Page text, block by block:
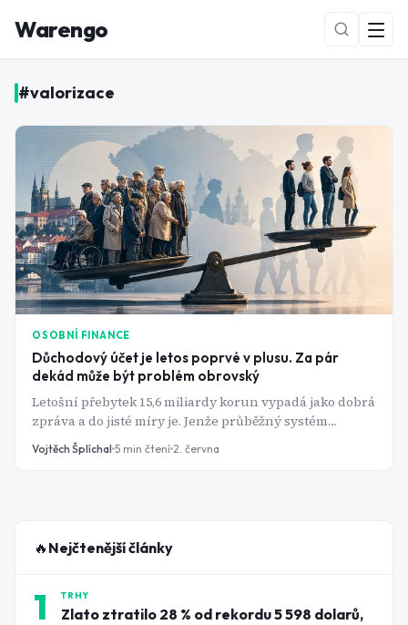
Warengo
NOVÉ
#valorizace
OSOBNÍ FINANCE
Důchodový účet je letos poprvé v plusu. Za pár
dekád může být problém obrovský
Letošní přebytek 15,6 miliardy korun vypadá jako dobrá
zpráva a do jisté míry je. Jenže průběžný systém
funguje jen tehdy, když má dost pracujících na
každého důchodce. V Česku se rodí rekordně méně dětí
Vojtěch Šplíchal 5 min čtení 2. června
🔥 Nejčtenější články
1 TRHY
Zlato ztratilo 28 % od rekordu 5 598 dolarů,